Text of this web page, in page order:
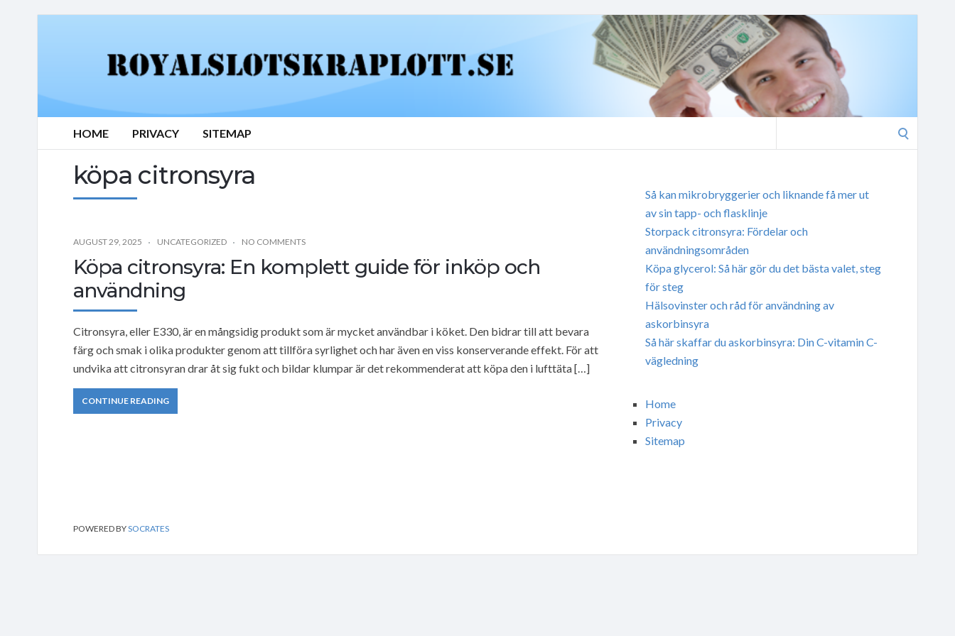
HOME PRIVACY SITEMAP
köpa citronsyra
AUGUST 29, 2025 UNCATEGORIZED NO COMMENTS
Köpa citronsyra: En komplett guide för inköp och
användning
Citronsyra, eller E330, är en mångsidig produkt som är mycket användbar i köket. Den bidrar till att bevara
färg och smak i olika produkter genom att tillföra syrlighet och har även en viss konserverande effekt. För att
undvika att citronsyran drar åt sig fukt och bildar klumpar är det rekommenderat att köpa den i lufttäta […]
CONTINUE READING
Så kan mikrobryggerier och liknande få mer ut
av sin tapp- och flasklinje
Storpack citronsyra: Fördelar och
användningsområden
Köpa glycerol: Så här gör du det bästa valet, steg
för steg
Hälsovinster och råd för användning av
askorbinsyra
Så här skaffar du askorbinsyra: Din C-vitamin C-
vägledning
Home
Privacy
Sitemap
POWERED BYSOCRATES